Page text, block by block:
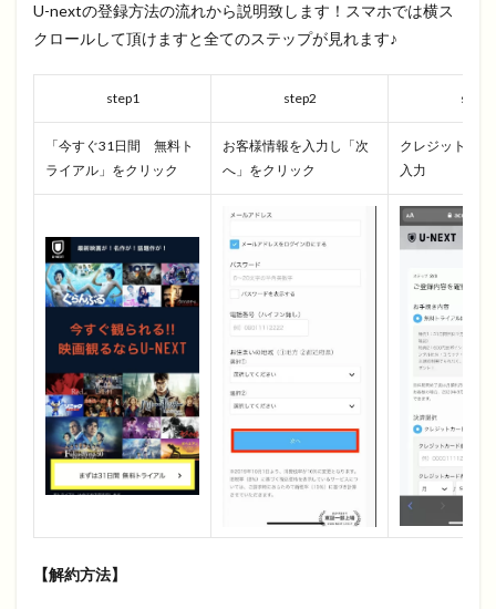
U-nextの登録方法の流れから説明致します！スマホでは横ス
クロールして頂けますと全てのステップが見れます♪
step1 step2 step3
「今すぐ31日間 無料ト
ライアル」をクリック
お客様情報を入力し「次
へ」をクリック
クレジットカ
入力
【解約方法】